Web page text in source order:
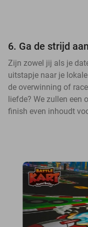
6. Ga de strijd
Zijn zowel jij als je
uitstapje naar je
de overwinning of
liefde? We zullen een
finish even inhoudt